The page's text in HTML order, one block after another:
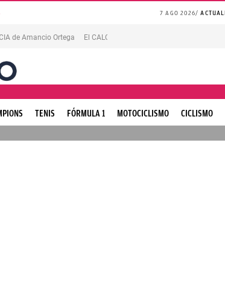
7 AGO 2026
de Amancio Ortega El CALOR de Suiza
TENIS FÓRMULA 1 MOTOCICLISMO CICLISMO